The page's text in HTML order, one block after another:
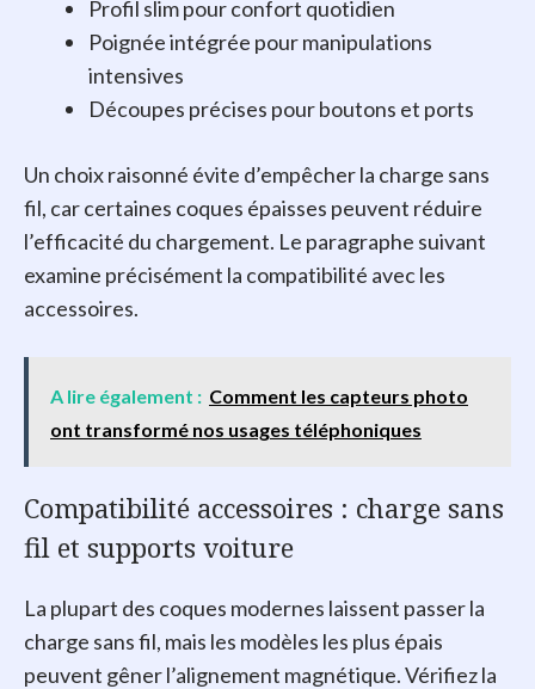
Profil slim pour confort quotidien
Poignée intégrée pour manipulations
intensives
Découpes précises pour boutons et ports
Un choix raisonné évite d’empêcher la charge sans
fil, car certaines coques épaisses peuvent réduire
l’efficacité du chargement. Le paragraphe suivant
examine précisément la compatibilité avec les
accessoires.
A lire également : Comment les capteurs photo
ont transformé nos usages téléphoniques
Compatibilité accessoires : charge sans
fil et supports voiture
La plupart des coques modernes laissent passer la
charge sans fil, mais les modèles les plus épais
peuvent gêner l’alignement magnétique. Vérifiez la